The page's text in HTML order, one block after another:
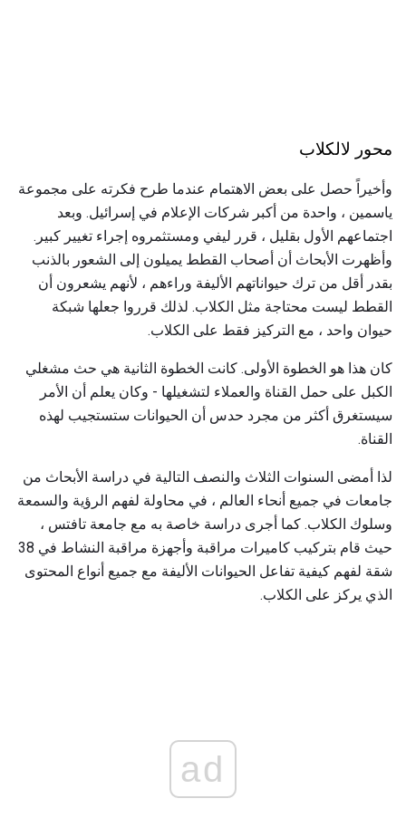
محور لالكلاب
وأخيراً حصل على بعض الاهتمام عندما طرح فكرته على مجموعة
ياسمين ، واحدة من أكبر شركات الإعلام في إسرائيل. وبعد
اجتماعهم الأول بقليل ، قرر ليفي ومستثمروه إجراء تغيير كبير.
وأظهرت الأبحاث أن أصحاب القطط يميلون إلى الشعور بالذنب
بقدر أقل من ترك حيواناتهم الأليفة وراءهم ، لأنهم يشعرون أن
القطط ليست محتاجة مثل الكلاب. لذلك قرروا جعلها شبكة
حيوان واحد ، مع التركيز فقط على الكلاب.
كان هذا هو الخطوة الأولى. كانت الخطوة الثانية هي حث مشغلي
الكبل على حمل القناة والعملاء لتشغيلها - وكان يعلم أن الأمر
سيستغرق أكثر من مجرد حدس أن الحيوانات ستستجيب لهذه
القناة.
لذا أمضى السنوات الثلاث والنصف التالية في دراسة الأبحاث من
جامعات في جميع أنحاء العالم ، في محاولة لفهم الرؤية والسمعة
وسلوك الكلاب. كما أجرى دراسة خاصة به مع جامعة تافتس ،
حيث قام بتركيب كاميرات مراقبة وأجهزة مراقبة النشاط في 38
شقة لفهم كيفية تفاعل الحيوانات الأليفة مع جميع أنواع المحتوى
الذي يركز على الكلاب.
ad